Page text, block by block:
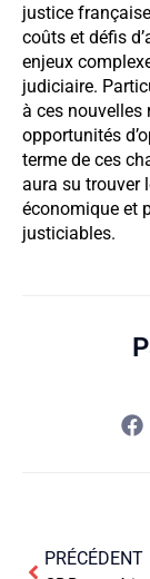
justice
coûts et défis
enjeux
judiciaire.
à ces nouvelles
opportunités
terme de ces
aura su trouver
économique et
justiciables.
PRÉCÉDENT